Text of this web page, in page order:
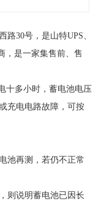
30号，是山特UPS、
，是一家集售前、售
十多小时，蓄电池电压
充电电路故障，可按
池再测，若仍不正常
则说明蓄电池已因长